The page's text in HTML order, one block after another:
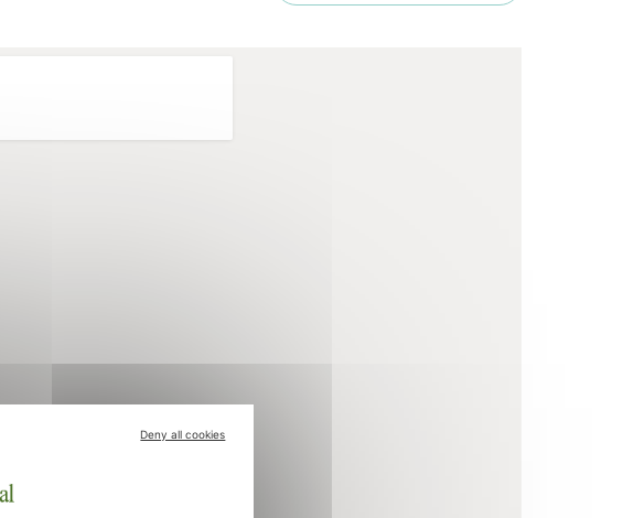
Deny all cookies